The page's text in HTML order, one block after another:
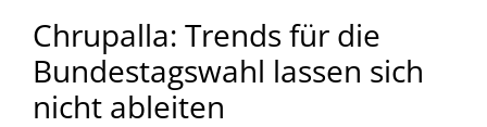
Chrupalla: Trends für die
Bundestagswahl lassen sich
nicht ableiten